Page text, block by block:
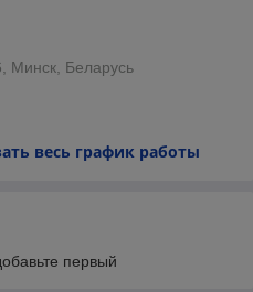
Минск, Беларусь
весь график работы
первый